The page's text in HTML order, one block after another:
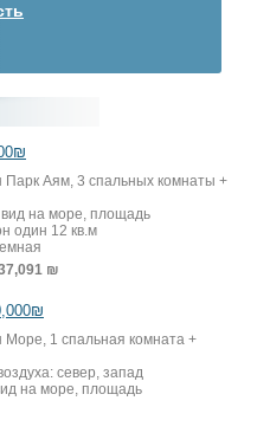
Парк Аям, 3 спальных комнаты +
на море, площадь
один 12 кв.м
₪
1 спальная комната +
север, запад
на море, площадь